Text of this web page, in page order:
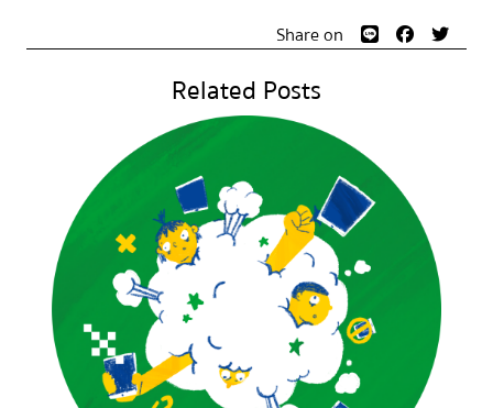
Share on
Related Posts